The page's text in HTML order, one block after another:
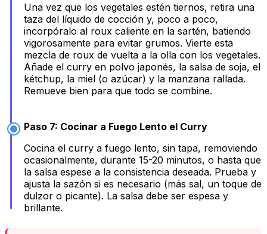
Una vez que los vegetales estén tiernos, retira una
taza del líquido de cocción y, poco a poco,
incorpóralo al roux caliente en la sartén, batiendo
vigorosamente para evitar grumos. Vierte esta
mezcla de roux de vuelta a la olla con los vegetales.
Añade el curry en polvo japonés, la salsa de soja, el
kétchup, la miel (o azúcar) y la manzana rallada.
Remueve bien para que todo se combine.
Paso 7: Cocinar a Fuego Lento el Curry
Cocina el curry a fuego lento, sin tapa, removiendo
ocasionalmente, durante 15-20 minutos, o hasta que
la salsa espese a la consistencia deseada. Prueba y
ajusta la sazón si es necesario (más sal, un toque de
dulzor o picante). La salsa debe ser espesa y
brillante.